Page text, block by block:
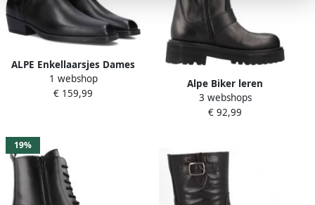
ALPE Enkellaarsjes Dames
52941705 Maat: 38
Materiaal: Leer Kleur: Zwart
1 webshop
€ 159,99
Alpe Biker leren
enkellaarsjes
3 webshops
€ 92,99
19%